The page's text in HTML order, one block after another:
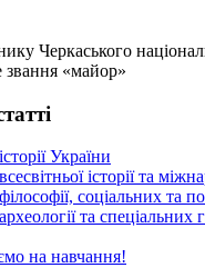
Черкаського
звання «майор»
України
історії та
соціальних та
та спеціальних
на навчання!